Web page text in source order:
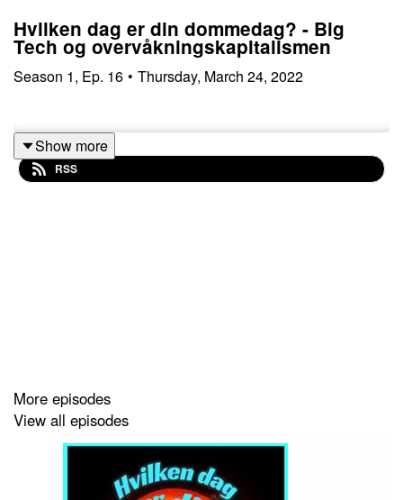
Hvilken dag er din dommedag? - Big
Tech og overvåkningskapitalismen
Season 1, Ep. 16 • Thursday, March 24, 2022
Show more
RSS
More episodes
View all episodes